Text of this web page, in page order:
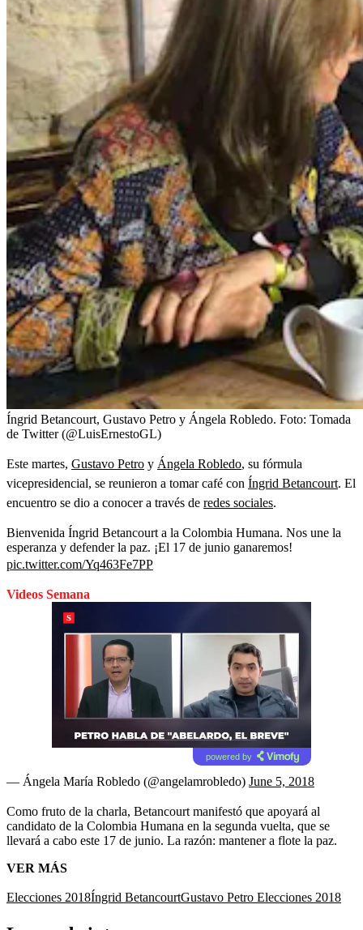
Íngrid Betancourt, Gustavo Petro y Ángela Robledo. Foto: Tomada
de Twitter (@LuisErnestoGL)
Este martes, Gustavo Petro y Ángela Robledo, su fórmula
vicepresidencial, se reunieron a tomar café con Íngrid Betancourt. El
encuentro se dio a conocer a través de redes sociales.
Bienvenida Íngrid Betancourt a la Colombia Humana. Nos une la
esperanza y defender la paz. ¡El 17 de junio ganaremos!
pic.twitter.com/Yq463Fe7PP
Videos Semana
powered by
— Ángela María Robledo (@angelamrobledo) June 5, 2018
Como fruto de la charla, Betancourt manifestó que apoyará al
candidato de la Colombia Humana en la segunda vuelta, que se
llevará a cabo este 17 de junio. La razón: mantener a flote la paz.
VER MÁS
Elecciones 2018Íngrid BetancourtGustavo Petro Elecciones 2018